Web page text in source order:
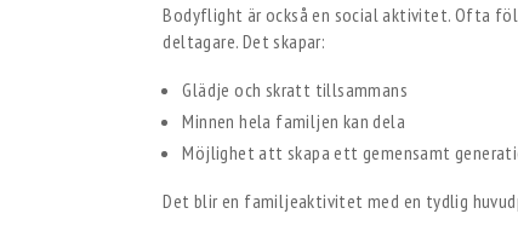
Bodyflight är också en social aktivitet. Ofta
deltagare. Det skapar:
Glädje och skratt tillsammans
Minnen hela familjen kan dela
Möjlighet att skapa ett gemensamt
Det blir en familjeaktivitet med en tydlig